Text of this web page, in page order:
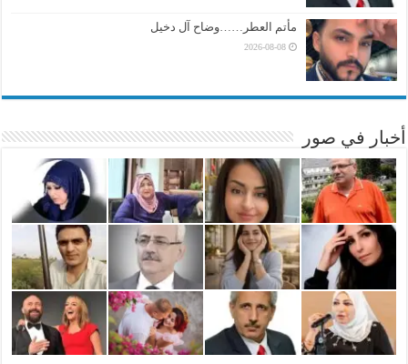
مأتم العطر……وضاح آل دخيل
2026-08-08
أخبار في صور